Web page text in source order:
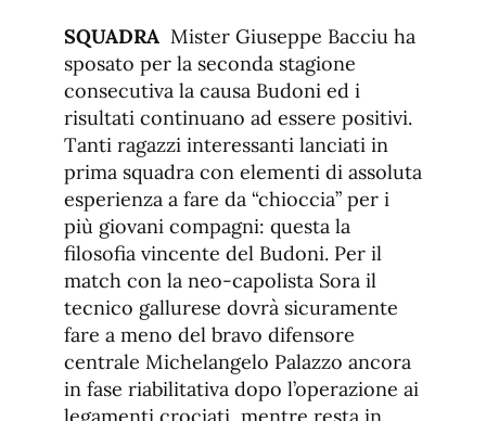
SQUADRA Mister Giuseppe Bacciu ha
sposato per la seconda stagione
consecutiva la causa Budoni ed i
risultati continuano ad essere positivi.
Tanti ragazzi interessanti lanciati in
prima squadra con elementi di assoluta
esperienza a fare da “chioccia” per i
più giovani compagni: questa la
filosofia vincente del Budoni. Per il
match con la neo-capolista Sora il
tecnico gallurese dovrà sicuramente
fare a meno del bravo difensore
centrale Michelangelo Palazzo ancora
in fase riabilitativa dopo l’operazione ai